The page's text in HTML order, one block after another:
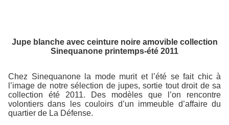
Jupe blanche avec ceinture noire amovible collection
Sinequanone printemps-été 2011
Chez Sinequanone la mode murit et l’été se fait chic à
l’image de notre sélection de jupes, sortie tout droit de sa
collection été 2011. Des modèles que l’on rencontre
volontiers dans les couloirs d’un immeuble d’affaire du
quartier de La Défense.